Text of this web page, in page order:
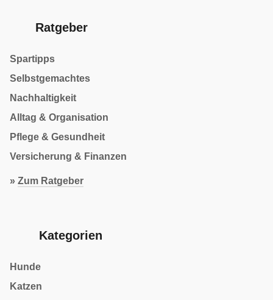
Ratgeber
Spartipps
Selbstgemachtes
Nachhaltigkeit
Alltag & Organisation
Pflege & Gesundheit
Versicherung & Finanzen
» Zum Ratgeber
Kategorien
Hunde
Katzen